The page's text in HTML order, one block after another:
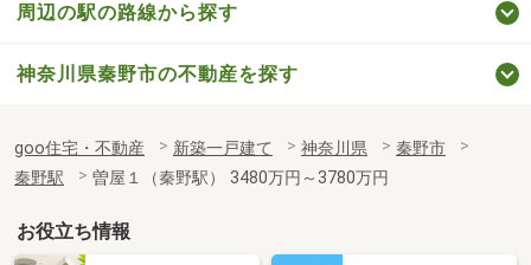
周辺の駅の路線から探す
神奈川県秦野市の不動産を探す
goo住宅・不動産 新築一戸建て 神奈川県
秦野市
秦野駅
曽屋１（秦野駅） 3480万円～3780万円
お役立ち情報